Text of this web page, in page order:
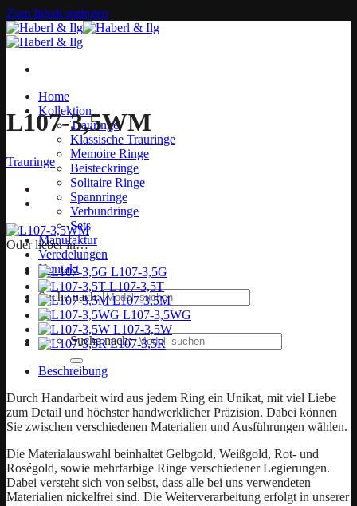
Zum Inhalt springen
Home
Kollektion
Trauringe
Klassische Trauringe
Memoire Ringe
Beisteckringe
Solitaire Ringe
Spannringe
Verbundringe
Sets
Manufaktur
Veredelungen
Kontakt
Suche nach:
Suche nach:
L107-3,5WM
Trauringe
Oder lieber in…
L107-3,5G
L107-3,5T
L107-3,5M
L107-3,5WG
L107-3,5W
L107-3,5R
Beschreibung
Durch Handarbeit wird aus jedem Ring ein Unikat, mit viel Liebe
zum Detail und höchster handwerklicher Präzision. Dabei können
Sie zwischen verschiedenen Materialien und Ausführungen wählen.
Die Materialauswahl beinhaltet Gelbgold, Weißgold, Rot- und
Roségold, sowie mehrfarbige Ringe verschiedener Legierungen.
Dabei versteht sich von selbst, dass alle bei uns verwendeten
Materialien nickelfrei sind. Die Weiterverarbeitung erfolgt in unserer